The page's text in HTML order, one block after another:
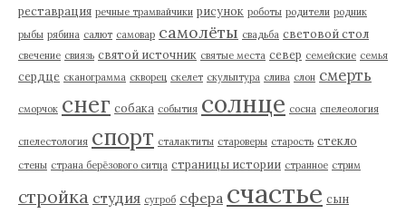
реставрация речные трамвайчики рисунок роботы родители родник
рыбы рябина салют самовар самолёты свадьба световой стол
свечение свиязь святой источник святые места север семейские семья
сердце сканограмма скворец скелет скульптура слива слон смерть
сморчок снег собака события солнце сосна спелеология
спелестология спорт сталактиты староверы старость стекло
стены страна берёзового ситца страницы истории странное стрим
стройка студия сугроб сфера счастье сын